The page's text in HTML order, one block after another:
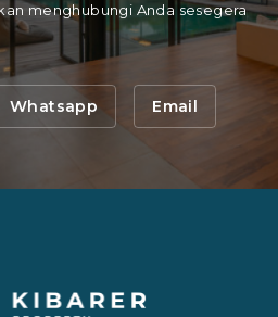
menghubungi Anda sesegera
Whatsapp Email